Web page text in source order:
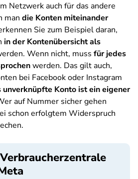
Netzwerk auch für das andere
man die Konten miteinander
Sie zum Beispiel daran,
in der Kontenübersicht als
Wenn nicht, muss für jedes
werden. Das gilt auch,
bei Facebook oder Instagram
unverknüpfte Konto ist ein eigener
auf Nummer sicher gehen
schon erfolgtem Widerspruch